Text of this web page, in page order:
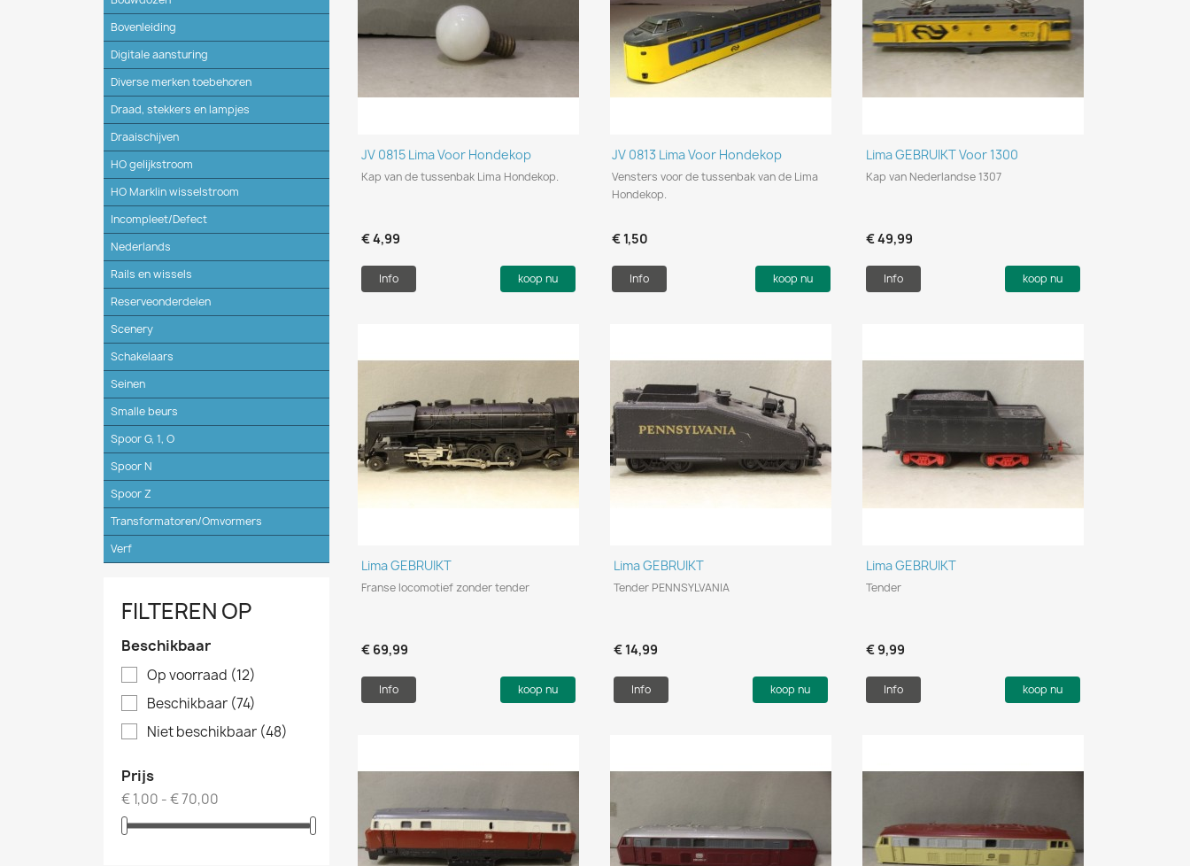
Bovenleiding
Digitale aansturing
Diverse merken toebehoren
Draad, stekkers en lampjes
Draaischijven
HO gelijkstroom
HO Marklin wisselstroom
Incompleet/Defect
Nederlands
Rails en wissels
Reserveonderdelen
Scenery
Schakelaars
Seinen
Smalle beurs
Spoor G, 1, O
Spoor N
Spoor Z
Transformatoren/Omvormers
Verf
FILTEREN OP
Beschikbaar
Op voorraad (12)
Beschikbaar (74)
Niet beschikbaar (48)
Prijs
€ 1,00 - € 70,00
Snel bekijken
JV 0815 Lima Voor Hondekop
Kap van de tussenbak Lima Hondekop.
€ 4,99
Info koop nu
Snel bekijken
JV 0813 Lima Voor Hondekop
Vensters voor de tussenbak van de Lima
Hondekop.
€ 1,50
Info koop nu
Snel bekijken
Lima GEBRUIKT Voor 1300
Kap van Nederlandse 1307
€ 49,99
Info koop nu
Snel bekijken
Lima GEBRUIKT
Franse locomotief zonder tender
€ 69,99
Info koop nu
Snel bekijken
Lima GEBRUIKT
Tender PENNSYLVANIA
€ 14,99
Info koop nu
Snel bekijken
Lima GEBRUIKT
Tender
€ 9,99
Info koop nu